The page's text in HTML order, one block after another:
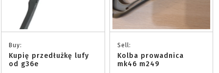
Buy:
Kupię przedłużkę lufy
od g36e
Sell:
Kolba prowadnica
mk46 m249